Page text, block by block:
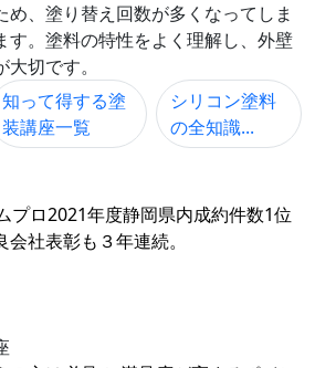
め、塗り替え回数が多くなってしま
す。塗料の特性をよく理解し、外壁
切です。
知って得する塗
装講座一覧
シリコン塗料
の全知識...
プロ2021年度静岡県内成約件数1位
社表彰も３年連続。